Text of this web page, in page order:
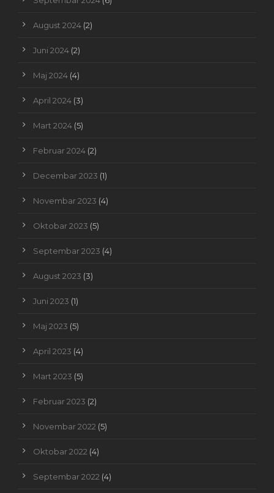
August 2024 (2)
Juni 2024 (2)
Maj 2024 (4)
April 2024 (3)
Mart 2024 (5)
Februar 2024 (2)
Decembar 2023 (1)
Novembar 2023 (4)
Oktobar 2023 (5)
Septembar 2023 (4)
August 2023 (3)
Juni 2023 (1)
Maj 2023 (5)
April 2023 (4)
Mart 2023 (5)
Februar 2023 (2)
Novembar 2022 (5)
Oktobar 2022 (4)
Septembar 2022 (4)